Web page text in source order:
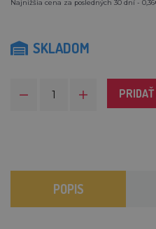
Najnižšia cena za posledných 30 dní -
SKLADOM
PRIDAŤ
POPIS